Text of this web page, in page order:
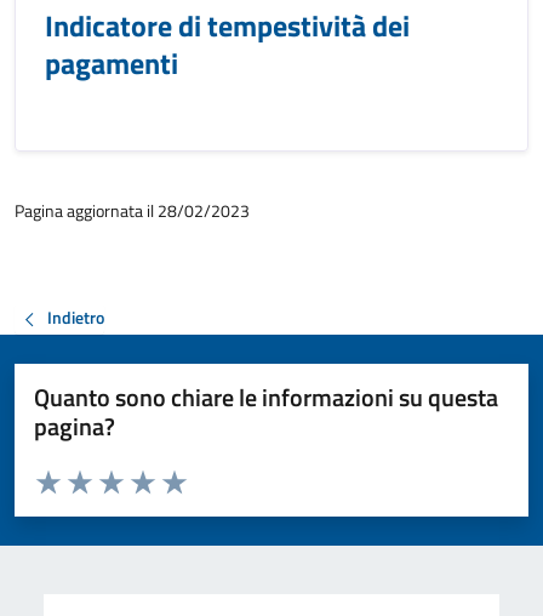
Indicatore di tempestività dei
pagamenti
Pagina aggiornata il 28/02/2023
Indietro
Quanto sono chiare le informazioni su questa
pagina?
Valuta da 1 a 5 stelle la pagina
Valuta 5 stelle su 5
Valuta 4 stelle su 5
Valuta 3 stelle su 5
Valuta 2 stelle su 5
Valuta 1 stelle su 5